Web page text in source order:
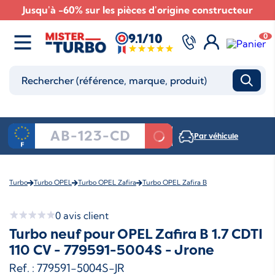
Jusqu'à -60% sur les pièces d'origine constructeur
9.1/10 0
Par véhicule
Turbo Turbo OPEL Turbo OPEL Zafira Turbo OPEL Zafira B
0 avis client
Turbo neuf pour OPEL Zafira B 1.7 CDTI
110 CV - 779591-5004S - Jrone
Ref. : 779591-5004S-JR